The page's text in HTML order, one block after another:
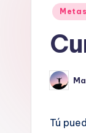
por
Tú